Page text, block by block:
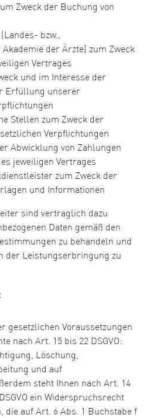
Zweck der Buchung von
bzw.,
der Ärzte) zum Zweck
Vertrages
und im Interesse der
Erfüllung unserer
Stellen zum Zweck der
Verpflichtungen
Abwicklung von Zahlungen
jeweiligen Vertrages
zum Zweck der
und Informationen
sind vertraglich dazu
Daten gemäß den
zu behandeln und
der Leistungserbringung zu
gesetzlichen Voraussetzungen
nach Art. 15 bis 22 DSGVO:
Löschung,
und auf
steht Ihnen nach Art. 14
ein Widerspruchsrecht
die auf Art. 6 Abs. 1 Buchstabe f